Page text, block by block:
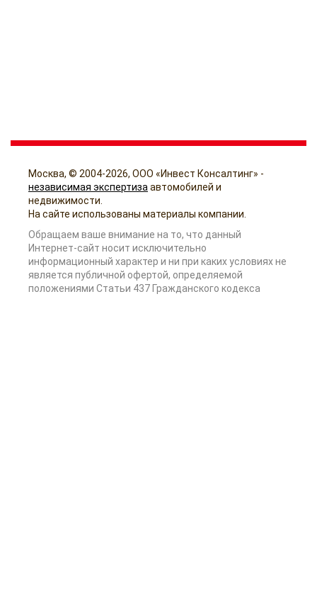
Москва, © 2004-2026, ООО «Инвест Консалтинг» -
независимая экспертиза автомобилей и
недвижимости.
На сайте использованы материалы компании.
Обращаем ваше внимание на то, что данный
Интернет-сайт носит исключительно
информационный характер и ни при каких условиях не
является публичной офертой, определяемой
положениями Статьи 437 Гражданского кодекса